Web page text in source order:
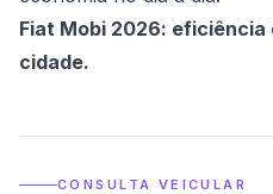
Fiat Mobi 2026:
cidade.
CONSULTA VEICULAR